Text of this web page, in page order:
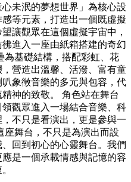
未泯的夢想世界」為核心設
等元素，打造出一個既虛擬
讓觀眾在這個虛擬宇宙中，
進入一座由紙箱搭建的奇幻
為基礎結構，搭配彩虹、花
營造出溫馨、活潑、富有童
象徵音樂的多元與包容，代
神的致敬。 角色站在舞台
觀眾進入一場結合音樂、科
不只是看演出，更是參與一
座舞台，不只是為演出而設
回到初心的心靈舞台。我們
是一個承載情感與記憶的容